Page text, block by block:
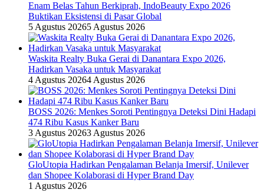
Enam Belas Tahun Berkiprah, IndoBeauty Expo 2026
Buktikan Eksistensi di Pasar Global
5 Agustus 20265 Agustus 2026
Waskita Realty Buka Gerai di Danantara Expo 2026,
Hadirkan Vasaka untuk Masyarakat
4 Agustus 20264 Agustus 2026
BOSS 2026: Menkes Soroti Pentingnya Deteksi Dini Hadapi
474 Ribu Kasus Kanker Baru
3 Agustus 20263 Agustus 2026
GloUtopia Hadirkan Pengalaman Belanja Imersif, Unilever
dan Shopee Kolaborasi di Hyper Brand Day
1 Agustus 2026